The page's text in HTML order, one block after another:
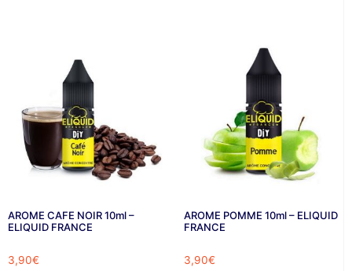
AROME CAFE NOIR 10ml –
ELIQUID FRANCE
3,90€
AROME POMME 10ml – ELIQUID
FRANCE
3,90€